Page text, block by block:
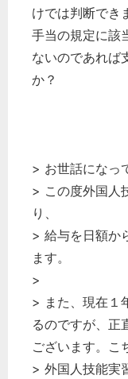
けでは判断でき
手当の規定に該
ないのであれば
か？
> お世話になっ
> この度外国人
り、
> 給与を日額か
ます。
>
> また、現在１
るのですが、正
ございます。こ
> 外国人技能実